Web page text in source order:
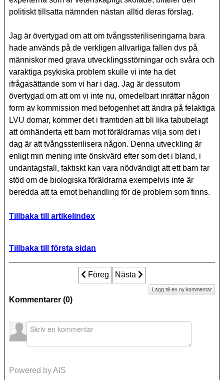
politiskt tillsatta nämnden nästan alltid deras förslag.
Jag är övertygad om att om tvångssteriliseringarna bara
hade används på de verkligen allvarliga fallen dvs på
människor med grava utvecklingsstörningar och svåra och
varaktiga psykiska problem skulle vi inte ha det
ifrågasättande som vi har i dag. Jag är dessutom
övertygad om att om vi inte nu, omedelbart inrättar någon
form av kommission med befogenhet att ändra på felaktiga
LVU domar, kommer det i framtiden att bli lika tabubelagt
att omhänderta ett barn mot föräldrarnas vilja som det i
dag är att tvångssterilisera någon. Denna utveckling är
enligt min mening inte önskvärd efter som det i bland, i
undantagsfall, faktiskt kan vara nödvändigt att ett barn far
stöd om de biologiska föräldrarna exempelvis inte är
beredda att ta emot behandling för de problem som finns.
Tillbaka till artikelindex
Tillbaka till första sidan
Föregående artikel:
Föreg Nästa artikel:
Nästa
Kommentarer (0)
Lägg till en ny kommentar
Powered by AIS